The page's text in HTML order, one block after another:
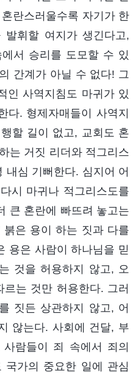
란스러울수록 자기가 한
휘할 여지가 생긴다고,
서 승리를 도모할 수 있
간계가 아닐 수 없다! 그
인 사역지침도 마귀가 있
다. 형제자매들이 사역지
할 길이 없고, 교회도 혼
는 거짓 리더와 적그리스
내심 기뻐한다. 심지어 어
시 마귀나 적그리스도를
큰 혼란에 빠뜨려 놓고는
은 용이 하는 짓과 다를
용은 사람이 하나님을 믿
것을 허용하지 않고, 오
는 것만 허용한다. 그러
짓든 상관하지 않고, 어
않는다. 사회에 건달, 부
람들이 죄 속에서 죄의
국가의 중요한 일에 관심